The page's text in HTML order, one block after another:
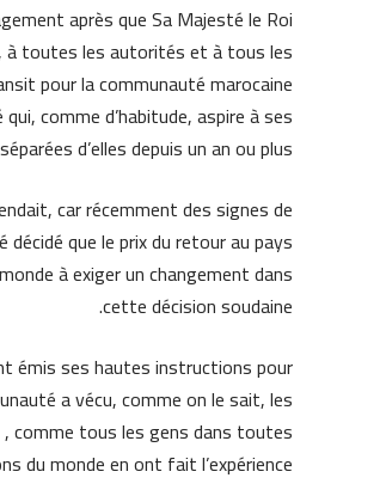
après que Sa Majesté le Roi
à toutes les autorités et à tous les
pour la communauté marocaine
comme d’habitude, aspire à ses
d’elles depuis un an ou plus.
car récemment des signes de
que le prix du retour au pays
à exiger un changement dans
cette décision soudaine.
émis ses hautes instructions pour
a vécu, comme on le sait, les
comme tous les gens dans toutes
du monde en ont fait l’expérience.